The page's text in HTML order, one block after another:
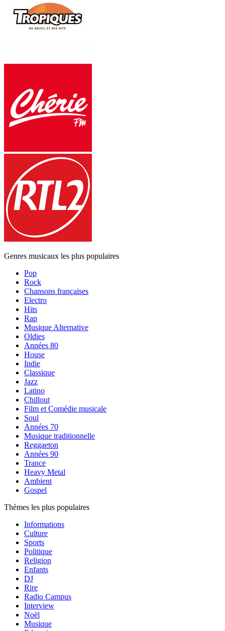
Genres musicaux les plus populaires
Pop
Rock
Chansons françaises
Electro
Hits
Rap
Musique Alternative
Oldies
Années 80
House
Indie
Classique
Jazz
Latino
Chillout
Film et Comédie musicale
Soul
Années 70
Musique traditionnelle
Reggaeton
Années 90
Trance
Heavy Metal
Ambient
Gospel
Thèmes les plus populaires
Informations
Culture
Sports
Politique
Religion
Enfants
DJ
Rire
Radio Campus
Interview
Noël
Musique